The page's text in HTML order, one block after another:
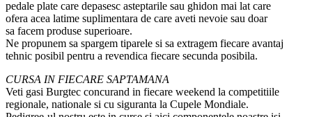
pedale plate care depasesc asteptarile sau ghidon mai lat care
ofera acea latime suplimentara de care aveti nevoie sau doar
sa facem produse superioare.
Ne propunem sa spargem tiparele si sa extragem fiecare avantaj
tehnic posibil pentru a revendica fiecare secunda posibila.
CURSA IN FIECARE SAPTAMANA
Veti gasi Burgtec concurand in fiecare weekend la competitiile
regionale, nationale si cu siguranta la Cupele Mondiale.